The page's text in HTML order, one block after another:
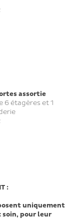
assortie
6 étagères et 1
:
uniquement
soin, pour leur